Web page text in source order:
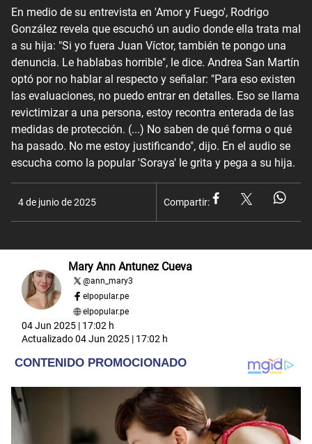
En medio de su entrevista en 'Amor y Fuego', Rodrigo
González revela que escuchó un audio donde ella trata mal
a su hija: "Si yo fuera Juan Víctor, también te pongo una
denuncia. Le hablabas horrible", le dice. Andrea San Martín
optó por no hablar al respecto y señalar: "Para eso existen
las evaluaciones, no puedo entrar en detalles. Eso se llama
revictimizar a una persona, estoy recontra enterada de las
medidas de protección. (...) No saben de qué forma o qué
ha pasado. No me estoy justificando", dijo. En el audio se
escucha como la popular 'Soraya' le grita y pega a su hija.
4 de junio de 2025 Compartir:
Mary Ann Antunez Cueva
@ann_mary3
elpopular.pe
elpopular.pe
04 Jun 2025 | 17:02 h
Actualizado04 Jun 2025 | 17:02 h